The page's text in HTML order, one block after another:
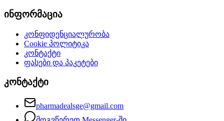
ინფორმაცია
კონფიდენციალურობა
Cookie პოლიტიკა
კონტაქტი
ფასები და პაკეტები
კონტაქტი
pharmadealsge@gmail.com